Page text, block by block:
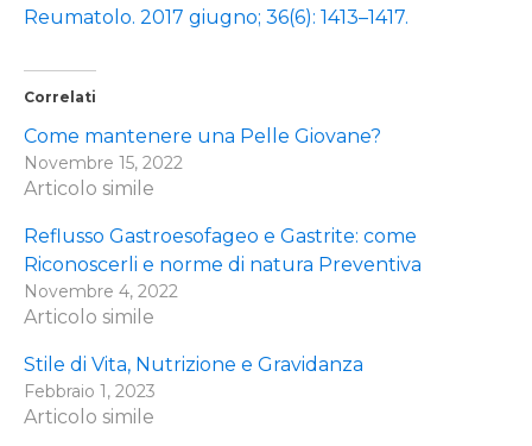
Reumatolo. 2017 giugno; 36(6): 1413–1417.
Correlati
Come mantenere una Pelle Giovane?
Novembre 15, 2022
Articolo simile
Reflusso Gastroesofageo e Gastrite: come
Riconoscerli e norme di natura Preventiva
Novembre 4, 2022
Articolo simile
Stile di Vita, Nutrizione e Gravidanza
Febbraio 1, 2023
Articolo simile